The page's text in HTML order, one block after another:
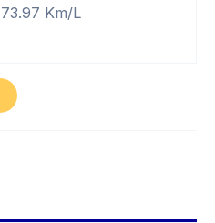
73.97 Km/L